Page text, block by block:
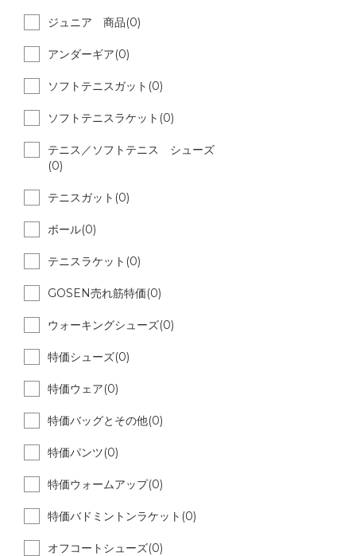
ジュニア 商品(0)
アンダーギア(0)
ソフトテニスガット(0)
ソフトテニスラケット(0)
テニス／ソフトテニス シューズ
(0)
テニスガット(0)
ボール(0)
テニスラケット(0)
GOSEN売れ筋特価(0)
ウォーキングシューズ(0)
特価シューズ(0)
特価ウェア(0)
特価バッグとその他(0)
特価パンツ(0)
特価ウォームアップ(0)
特価バドミントンラケット(0)
オフコートシューズ(0)